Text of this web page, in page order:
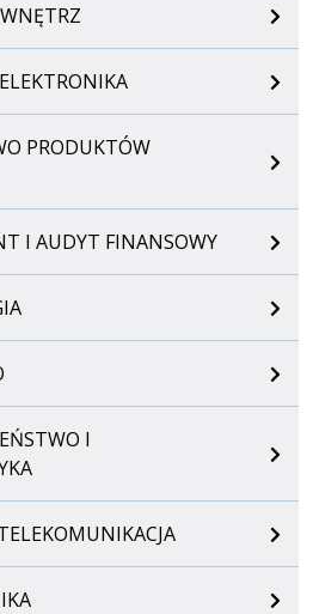
PRODUKTÓW
I AUDYT FINANSOWY
I